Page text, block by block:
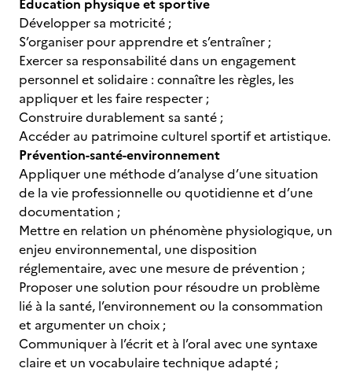
Éducation physique et sportive
Développer sa motricité ;
S’organiser pour apprendre et s’entraîner ;
Exercer sa responsabilité dans un engagement
personnel et solidaire : connaître les règles, les
appliquer et les faire respecter ;
Construire durablement sa santé ;
Accéder au patrimoine culturel sportif et artistique.
Prévention-santé-environnement
Appliquer une méthode d’analyse d’une situation
de la vie professionnelle ou quotidienne et d’une
documentation ;
Mettre en relation un phénomène physiologique, un
enjeu environnemental, une disposition
réglementaire, avec une mesure de prévention ;
Proposer une solution pour résoudre un problème
lié à la santé, l’environnement ou la consommation
et argumenter un choix ;
Communiquer à l’écrit et à l’oral avec une syntaxe
claire et un vocabulaire technique adapté ;